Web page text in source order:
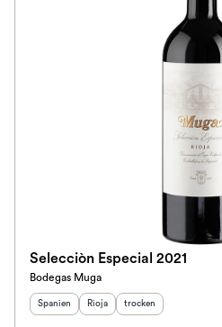
Selecciòn Especial 2021
Bodegas Muga
Herkunftsland:
Spanien Herkunftsregion:
Rioja Geschmack
trocken